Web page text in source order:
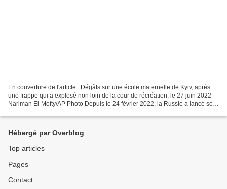
En couverture de l'article : Dégâts sur une école maternelle de Kyiv, après
une frappe qui a explosé non loin de la cour de récréation, le 27 juin 2022
Nariman El-Mofty/AP Photo Depuis le 24 février 2022, la Russie a lancé son
Hébergé par Overblog
Top articles
Pages
Contact